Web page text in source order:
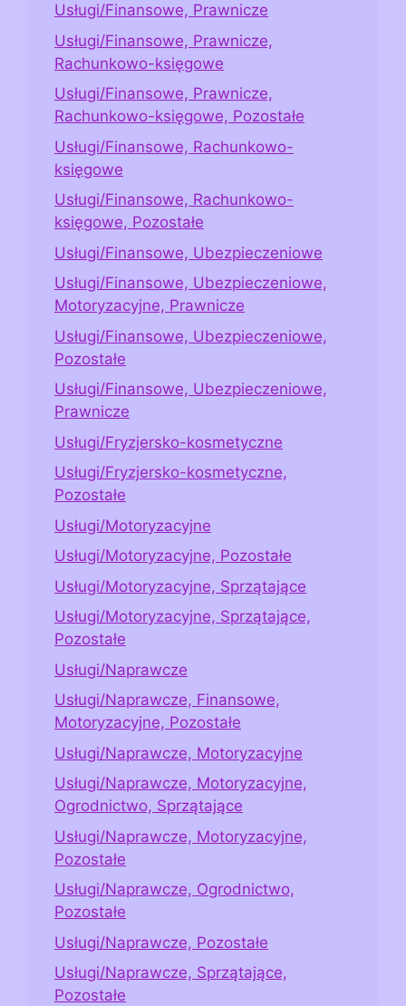
Usługi/Finansowe, Prawnicze
Usługi/Finansowe, Prawnicze,
Rachunkowo-księgowe
Usługi/Finansowe, Prawnicze,
Rachunkowo-księgowe, Pozostałe
Usługi/Finansowe, Rachunkowo-
księgowe
Usługi/Finansowe, Rachunkowo-
księgowe, Pozostałe
Usługi/Finansowe, Ubezpieczeniowe
Usługi/Finansowe, Ubezpieczeniowe,
Motoryzacyjne, Prawnicze
Usługi/Finansowe, Ubezpieczeniowe,
Pozostałe
Usługi/Finansowe, Ubezpieczeniowe,
Prawnicze
Usługi/Fryzjersko-kosmetyczne
Usługi/Fryzjersko-kosmetyczne,
Pozostałe
Usługi/Motoryzacyjne
Usługi/Motoryzacyjne, Pozostałe
Usługi/Motoryzacyjne, Sprzątające
Usługi/Motoryzacyjne, Sprzątające,
Pozostałe
Usługi/Naprawcze
Usługi/Naprawcze, Finansowe,
Motoryzacyjne, Pozostałe
Usługi/Naprawcze, Motoryzacyjne
Usługi/Naprawcze, Motoryzacyjne,
Ogrodnictwo, Sprzątające
Usługi/Naprawcze, Motoryzacyjne,
Pozostałe
Usługi/Naprawcze, Ogrodnictwo,
Pozostałe
Usługi/Naprawcze, Pozostałe
Usługi/Naprawcze, Sprzątające,
Pozostałe